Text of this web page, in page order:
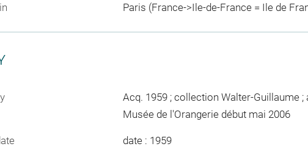
Paris (France->Ile-de-France = Ile de
Acq. 1959 ; collection Walter-Guillaume
Musée de l'Orangerie début mai 2006
date : 1959